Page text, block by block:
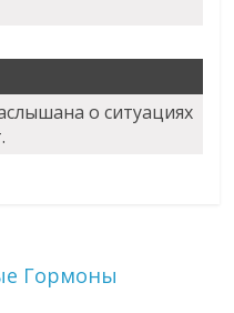
о ситуациях
Гормоны